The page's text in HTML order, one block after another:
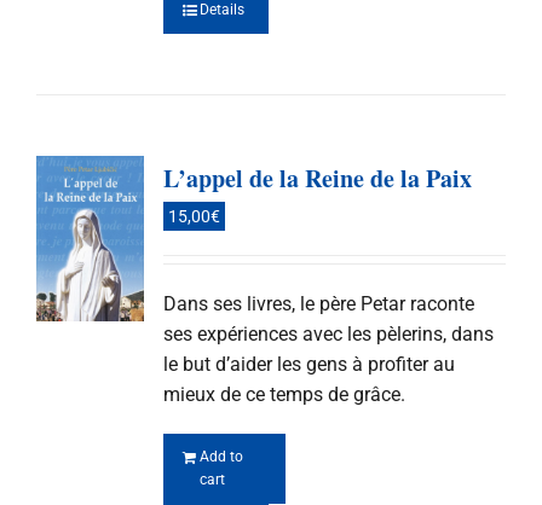
Details
L’appel de la Reine de la Paix
15,00€
Dans ses livres, le père Petar raconte
ses expériences avec les pèlerins, dans
le but d’aider les gens à profiter au
mieux de ce temps de grâce.
Add to
cart